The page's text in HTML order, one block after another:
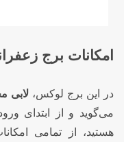
امکانات برج
در این برج لوکس، لابی
می‌گوید و از ابتدای
هستید، از تمامی